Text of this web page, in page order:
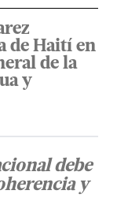
de Haití en
de la
y
debe
y